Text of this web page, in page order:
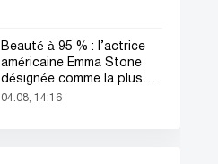
Beauté à 95 % : l’actrice
américaine Emma Stone
désignée comme la plus
belle femme du monde !
04.08, 14:16